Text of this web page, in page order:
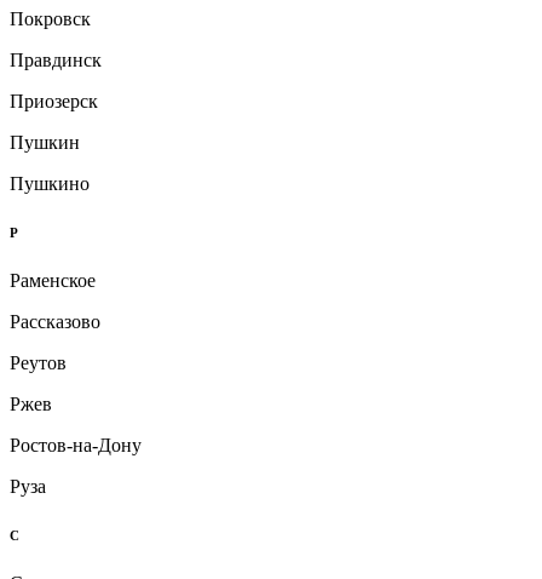
Покровск
Правдинск
Приозерск
Пушкин
Пушкино
Р
Раменское
Рассказово
Реутов
Ржев
Ростов-на-Дону
Руза
С